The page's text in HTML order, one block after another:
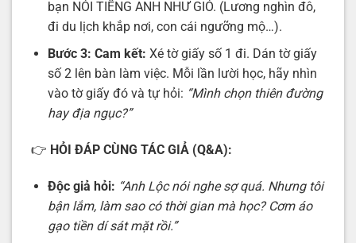
bạn NÓI TIẾNG ANH NHƯ GIÓ. (Lương nghìn đô,
đi du lịch khắp nơi, con cái ngưỡng mộ…).
Bước 3: Cam kết: Xé tờ giấy số 1 đi. Dán tờ giấy
số 2 lên bàn làm việc. Mỗi lần lười học, hãy nhìn
vào tờ giấy đó và tự hỏi: “Mình chọn thiên đường
hay địa ngục?”
👉 HỎI ĐÁP CÙNG TÁC GIẢ (Q&A):
Độc giả hỏi: “Anh Lộc nói nghe sợ quá. Nhưng tôi
bận lắm, làm sao có thời gian mà học? Cơm áo
gạo tiền dí sát mặt rồi.”